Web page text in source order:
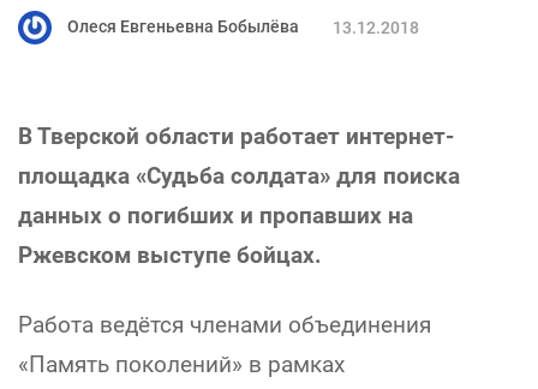
Олеся Евгеньевна Бобылёва 13.12.2018
В Тверской области работает интернет-
площадка «Судьба солдата» для поиска
данных о погибших и пропавших на
Ржевском выступе бойцах.
Работа ведётся членами объединения
«Память поколений» в рамках